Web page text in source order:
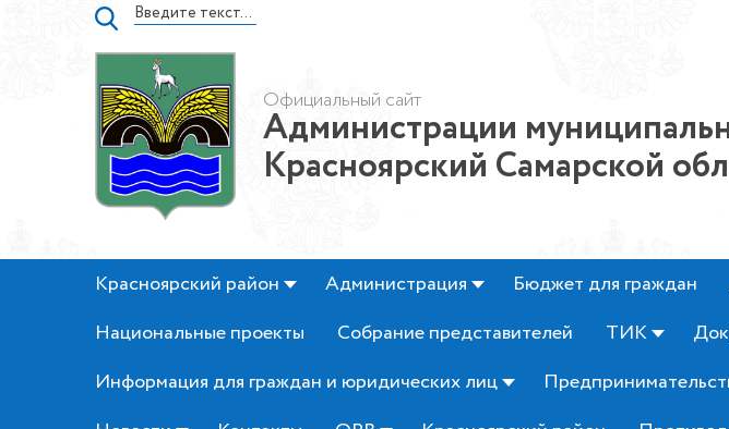
Официальный сайт
Администрации
Красноярский Самарской
Красноярский район Администрация Бюджет для граждан
Национальные проекты
Собрание представителей ТИК
Информация для граждан и юридических лиц